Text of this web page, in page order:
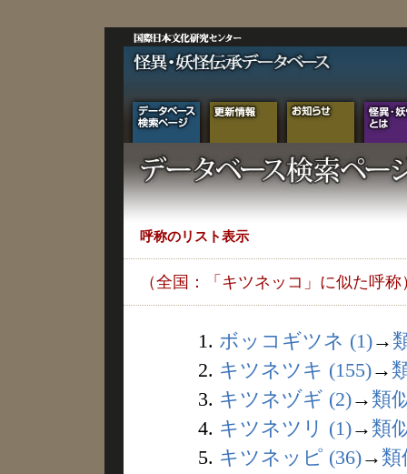
呼称のリスト表示
（全国：「キツネッコ」に似た呼称
1. ボッコギツネ (1)→
2. キツネツキ (155)→
3. キツネヅギ (2)→ 類
4. キツネツリ (1)→ 類
5. キツネッピ (36)→ 類